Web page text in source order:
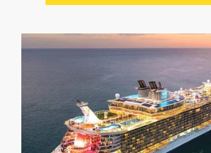
Itinerarios musicales en
Pino 2026